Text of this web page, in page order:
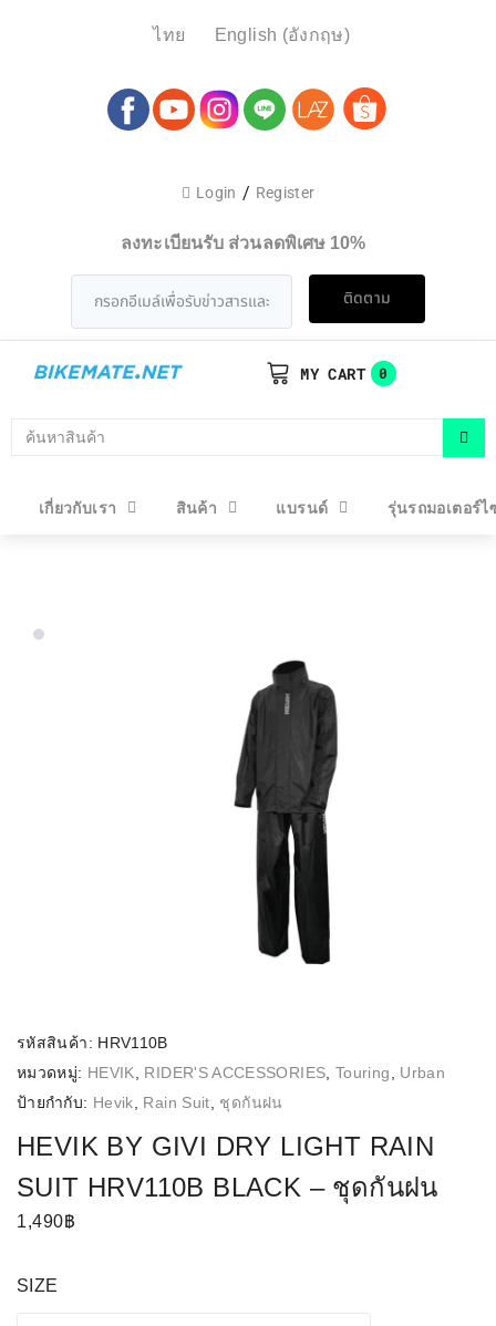
ไทย English (อังกฤษ)
ลงทะเบียนรับ ส่วนลดพิเศษ 10%
ติดตาม
Login / Register
เกี่ยวกับเรา สินค้า แบรนด์ รุ่นรถมอเตอร์ไ
MY CART 0
รหัสสินค้า: HRV110B
หมวดหมู่: HEVIK RIDER'S ACCESSORIES ,Touring
Urban
ป้ายกำกับ: Hevik Rain Suit ชุดกันฝน
HEVIK BY GIVI DRY LIGHT RAIN
SUIT HRV110B BLACK – ชุดกันฝน
1,490฿
SIZE